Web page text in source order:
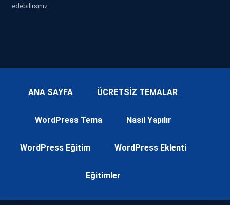
edebilirsiniz.
ANA SAYFA ÜCRETSİZ TEMALAR
WordPress Tema Nasıl Yapılır
WordPress Eğitim WordPress Eklenti
Eğitimler